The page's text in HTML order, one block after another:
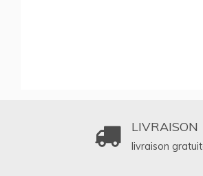
LIVRAISON
livraison